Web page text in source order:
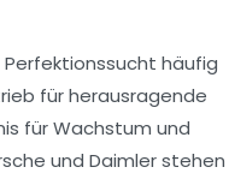
häufig
für herausragende
für Wachstum und
und Daimler stehen